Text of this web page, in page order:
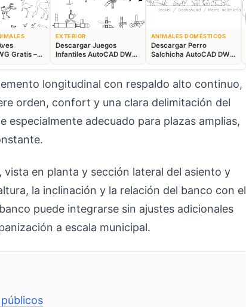
Gratis –
2D
EXTERIOR
Descargar Juegos
Infantiles AutoCAD DWG
Gratis – Parque 2D
ANIMALES DOMÉSTICOS
Descargar Perro
Salchicha AutoCAD DWG
Gratis – Bloque 2D
longitudinal con respaldo alto continuo,
orden, confort y una clara delimitación del
especialmente adecuado para plazas amplias,
en planta y sección lateral del asiento y
la inclinación y la relación del banco con el
puede integrarse sin ajustes adicionales
a escala municipal.